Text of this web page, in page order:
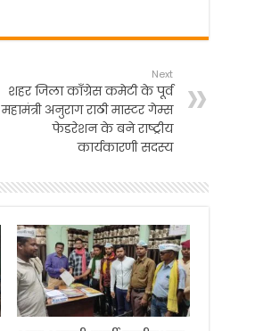
Next
शहर जिला काँग्रेस कमेटी के पूर्व
महामंत्री अनुराग राठी मास्टर गेम्स
फेडरेशन के बने राष्ट्रीय
कार्यकारणी सदस्य